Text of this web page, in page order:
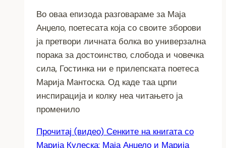
Во оваа епизода разговараме за Маја
Анџело, поетесата која со своите зборови
ја претвори личната болка во универзална
порака за достоинство, слобода и човечка
сила, Гостинка ни е прилепската поетеса
Марија Мантоска. Од каде таа црпи
инспирација и колку неа читањето ја
променило
Прочитај (видео) Сенките на книгата со
Марија Кулеска: Маја Анџело и Марија